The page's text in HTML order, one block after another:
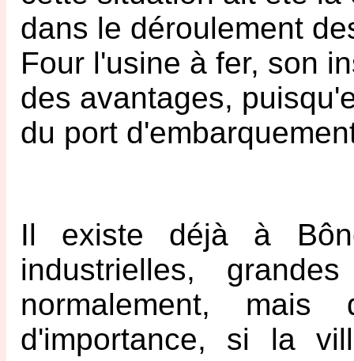
dans le déroulement
Four l'usine à fer, son
des avantages,
du port
Il existe déjà à
industrielles,
normalement, mais
d'importance, si la